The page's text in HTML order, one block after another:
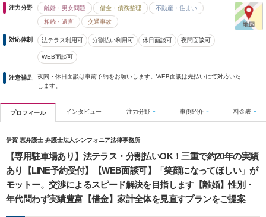
注力分野 離婚・男女問題 借金・債務整理 不動産・住まい
相続・遺言 交通事故
対応体制 法テラス利用可 分割払い利用可 休日面談可 夜間面談可
WEB面談可
注意補足
夜間・休日面談は事前予約をお願いします。WEB面談は先払いにて対応いた
します。
プロフィール インタビュー 注力分野 事例紹介 料金表
伊賀 恵弁護士 弁護士法人シンフォニア法律事務所
【専用駐車場あり】法テラス・分割払いOK！三重で約20年の実績
あり【LINE予約受付】【WEB面談可】「笑顔になってほしい」が
モットー。交渉によるスピード解決を目指します【離婚】性別・
年代問わず実績豊富【借金】家計全体を見直すプランをご提案